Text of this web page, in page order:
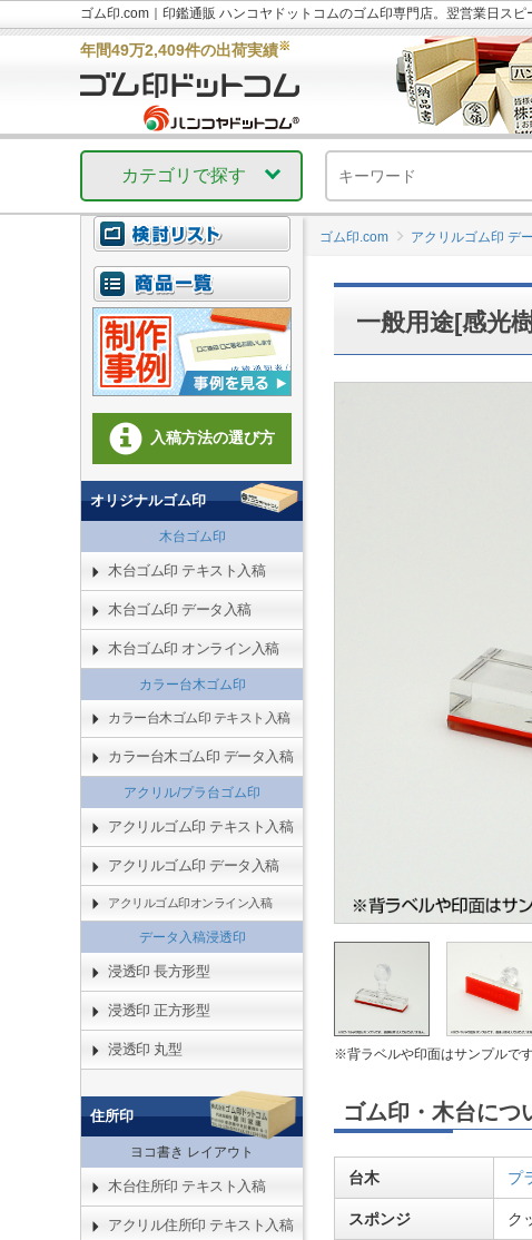
ゴム印.com｜印鑑通販 ハンコヤドットコムのゴム印専門店。翌営業日スピ
年間49万2,409件の出荷実績※
カテゴリで探す
ゴム印.com アクリルゴム印 デ
一般用途[感光
※背ラベルや印面はサンプルで
ゴム印・木台につ
台木 プ
スポンジ ク
入稿方法の選び方
オリジナルゴム印
木台ゴム印
木台ゴム印 テキスト入稿
木台ゴム印 データ入稿
木台ゴム印 オンライン入稿
カラー台木ゴム印
カラー台木ゴム印 テキスト入稿
カラー台木ゴム印 データ入稿
アクリル/プラ台ゴム印
アクリルゴム印 テキスト入稿
アクリルゴム印 データ入稿
アクリルゴム印オンライン入稿
データ入稿浸透印
浸透印 長方形型
浸透印 正方形型
浸透印 丸型
住所印
ヨコ書き レイアウト
木台住所印 テキスト入稿
アクリル住所印 テキスト入稿